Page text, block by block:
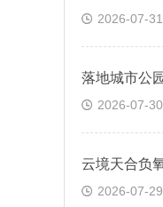
2026-07-31
2026-07-30
2026-07-29